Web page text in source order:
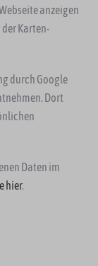
anzeigen
Karten-
durch Google
Dort
Daten im
hier.